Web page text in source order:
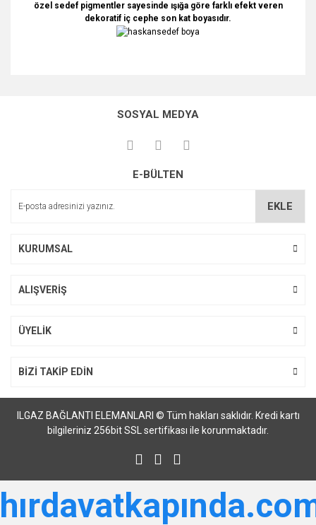
özel sedef pigmentler sayesinde ışığa göre farklı efekt veren
dekoratif iç cephe son kat boyasıdır.
Yorum Yaz
Soru Sor
Görüş ve önerileriniz için teşekkür ederiz.
Ürün açıklamasında eksik bilgiler bulunuyor.
SOSYAL MEDYA
E-BÜLTEN
EKLE
KURUMSAL
ALIŞVERİŞ
ÜYELİK
BİZİ TAKİP EDİN
ILGAZ BAĞLANTI ELEMANLARI © Tüm hakları saklıdır. Kredi kartı
bilgileriniz 256bit SSL sertifikası ile korunmaktadır.